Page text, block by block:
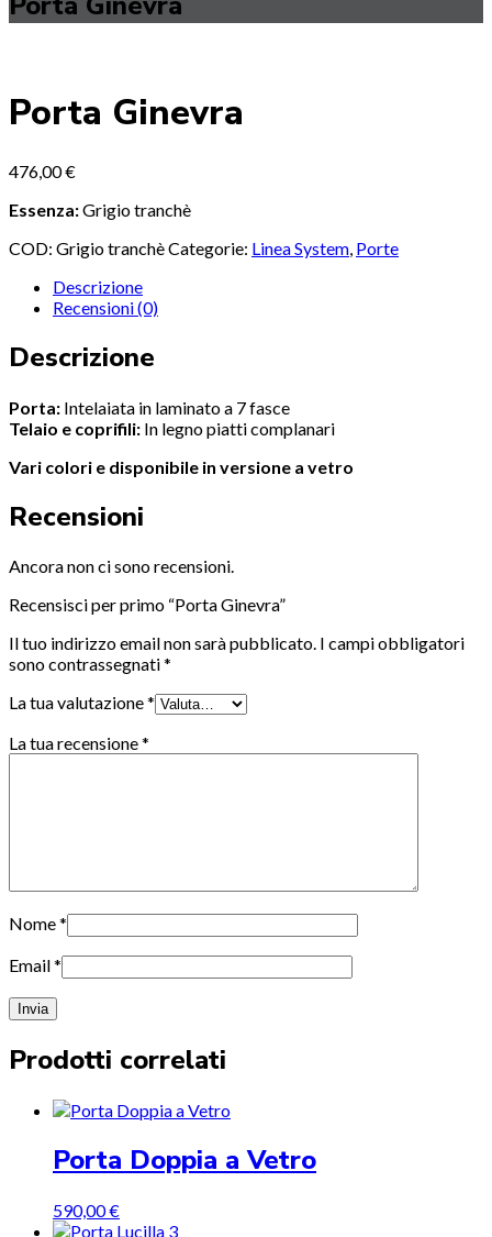
Porta Ginevra
476,00€
Essenza:Grigio tranchè
COD: Grigio tranchèCategorie: Linea System, Porte
Descrizione
Recensioni (0)
Descrizione
Porta: Intelaiata in laminato a 7 fasce
Telaio e coprifili: In legno piatti complanari
Vari colori e disponibile in versione a vetro
Recensioni
Ancora non ci sono recensioni.
Recensisci per primo “Porta Ginevra”
Il tuo indirizzo email non sarà pubblicato. I campi obbligatori
sono contrassegnati*
La tua valutazione*
La tua recensione*
Nome*
Email*
Prodotti correlati
Porta Doppia a Vetro
590,00€